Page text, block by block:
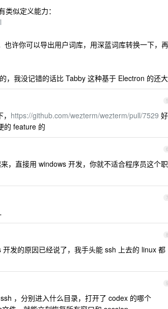
似定义能力：
许你可以导出用户词库，用深蓝词库转换一下，再
，我没记错的话比 Tabby 这种基于 Electron 的还大
5
https://github.com/wezterm/wezterm/pull/7529 好
的 feature 的
6
，直接用 windows 开发，你就不适合程序员这个职
7
8
发的原因已经说了，我手头能 ssh 上去的 linux 都
9
，分别进入什么目录，打开了 codex 的哪个